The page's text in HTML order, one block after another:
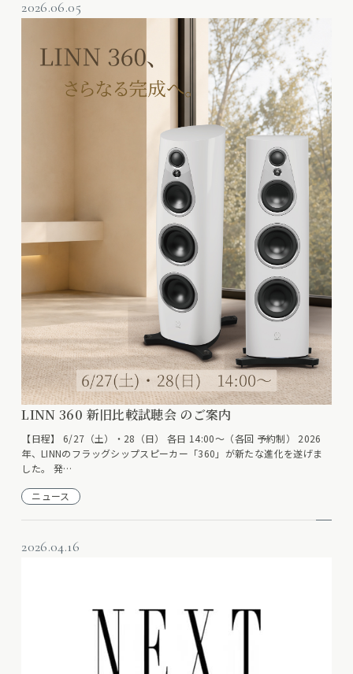
2026.06.05
LINN 360 新旧比較試聴会 のご案内
【日程】 6/27（土）・28（日） 各日 14:00～（各回 予約制） 2026
年、LINNのフラッグシップスピーカー「360」が新たな進化を遂げま
した。 発…
ニュース
2026.04.16